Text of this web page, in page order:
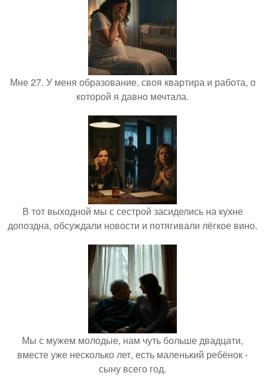
Мне 27. У меня образование, своя квартира и работа, о
которой я давно мечтала.
В тот выходной мы с сестрой засиделись на кухне
допоздна, обсуждали новости и потягивали лёгкое вино.
Мы с мужем молодые, нам чуть больше двадцати,
вместе уже несколько лет, есть маленький ребёнок -
сыну всего год.